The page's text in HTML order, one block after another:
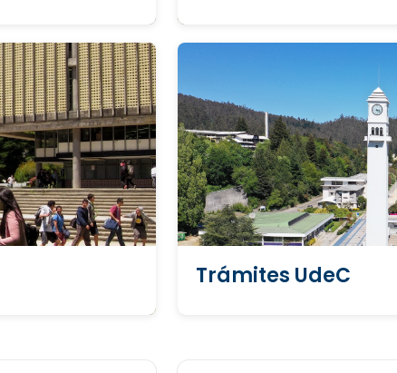
Trámites UdeC